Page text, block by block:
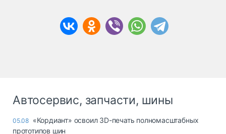
Автосервис, запчасти, шины
05.08 «Кордиант» освоил 3D-печать полномасштабных
прототипов шин